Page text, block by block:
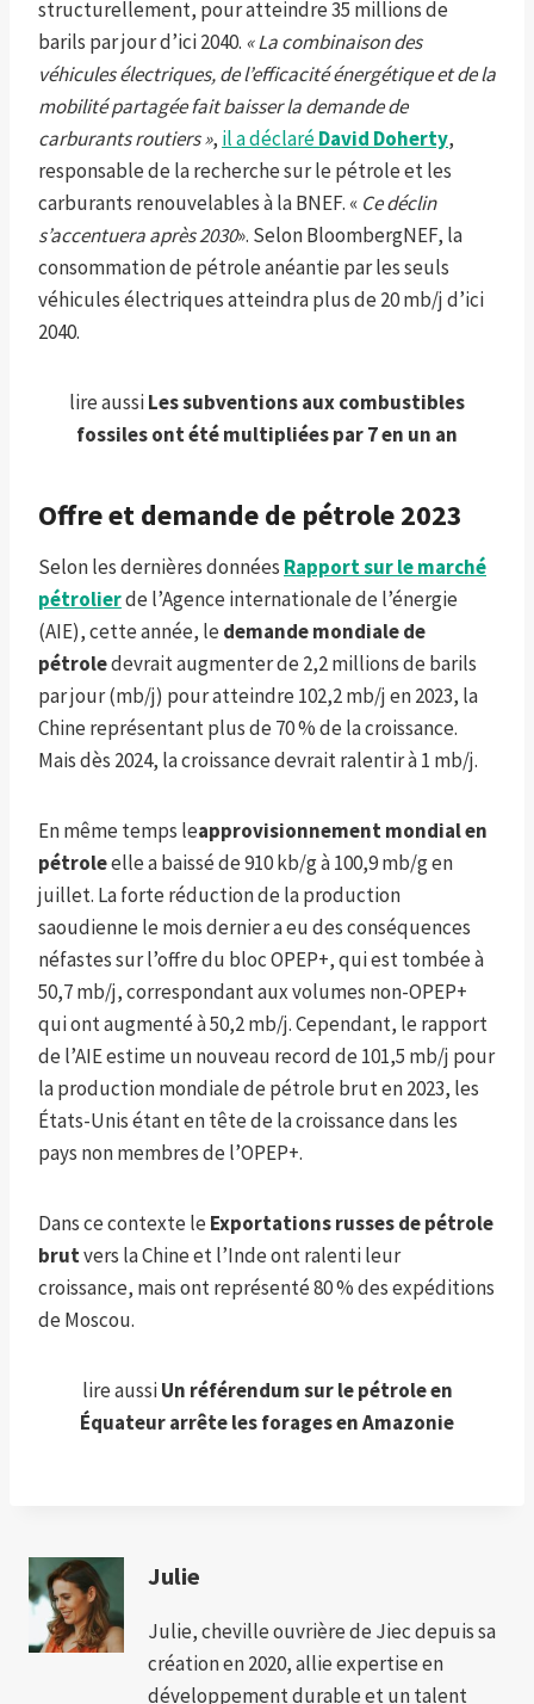
structurellement, pour atteindre 35 millions de
barils par jour d’ici 2040. « La combinaison des
véhicules électriques, de l’efficacité énergétique et de la
mobilité partagée fait baisser la demande de
carburants routiers », il a déclaréDavid Doherty,
responsable de la recherche sur le pétrole et les
carburants renouvelables à la BNEF. « Ce déclin
s’accentuera après 2030». Selon BloombergNEF, la
consommation de pétrole anéantie par les seuls
véhicules électriques atteindra plus de 20 mb/j d’ici
2040.
lire aussiLes subventions aux combustibles
fossiles ont été multipliées par 7 en un an
Offre et demande de pétrole 2023
Selon les dernières données Rapport sur le marché
pétrolierde l’Agence internationale de l’énergie
(AIE), cette année, le demande mondiale de
pétroledevrait augmenter de 2,2 millions de barils
par jour (mb/j) pour atteindre 102,2 mb/j en 2023, la
Chine représentant plus de 70 % de la croissance.
Mais dès 2024, la croissance devrait ralentir à 1 mb/j.
En même temps leapprovisionnement mondial en
pétroleelle a baissé de 910 kb/g à 100,9 mb/g en
juillet. La forte réduction de la production
saoudienne le mois dernier a eu des conséquences
néfastes sur l’offre du bloc OPEP+, qui est tombée à
50,7 mb/j, correspondant aux volumes non-OPEP+
qui ont augmenté à 50,2 mb/j. Cependant, le rapport
de l’AIE estime un nouveau record de 101,5 mb/j pour
la production mondiale de pétrole brut en 2023, les
États-Unis étant en tête de la croissance dans les
pays non membres de l’OPEP+.
Dans ce contexte le Exportations russes de pétrole
brutvers la Chine et l’Inde ont ralenti leur
croissance, mais ont représenté 80 % des expéditions
de Moscou.
lire aussiUn référendum sur le pétrole en
Équateur arrête les forages en Amazonie
Julie
Julie, cheville ouvrière de Jiec depuis sa
création en 2020, allie expertise en
développement durable et un talent